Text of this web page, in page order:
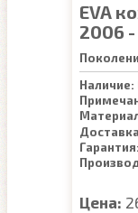
EVA
2006 -
Наличие:
Гарантия:
Цена: